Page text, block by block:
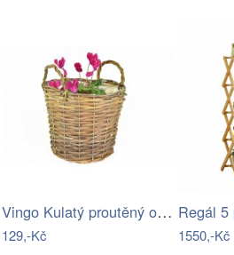
Vingo Kulatý proutěný obal na…
129,-Kč 1550,-Kč